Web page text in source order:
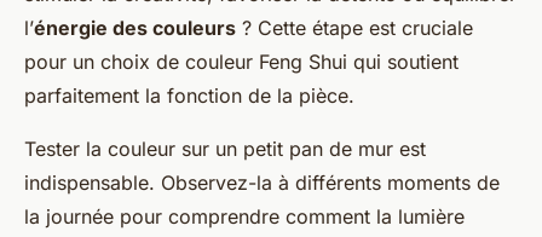
l’énergie des couleurs ? Cette étape est cruciale
pour un choix de couleur Feng Shui qui soutient
parfaitement la fonction de la pièce.
Tester la couleur sur un petit pan de mur est
indispensable. Observez-la à différents moments de
la journée pour comprendre comment la lumière